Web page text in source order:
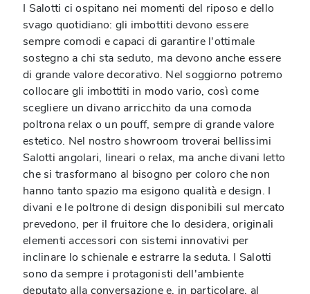
I Salotti ci ospitano nei momenti del riposo e dello
svago quotidiano: gli imbottiti devono essere
sempre comodi e capaci di garantire l'ottimale
sostegno a chi sta seduto, ma devono anche essere
di grande valore decorativo. Nel soggiorno potremo
collocare gli imbottiti in modo vario, così come
scegliere un divano arricchito da una comoda
poltrona relax o un pouff, sempre di grande valore
estetico. Nel nostro showroom troverai bellissimi
Salotti angolari, lineari o relax, ma anche divani letto
che si trasformano al bisogno per coloro che non
hanno tanto spazio ma esigono qualità e design. I
divani e le poltrone di design disponibili sul mercato
prevedono, per il fruitore che lo desidera, originali
elementi accessori con sistemi innovativi per
inclinare lo schienale e estrarre la seduta. I Salotti
sono da sempre i protagonisti dell'ambiente
deputato alla conversazione e, in particolare, al